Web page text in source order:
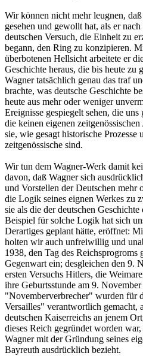
Wir können nicht mehr leugnen,
gesehen und gewollt hat, als er nach
deutschen Versuch, die Einheit zu
begann, den Ring zu konzipieren.
überbotenen Hellsicht arbeitete er
Geschichte heraus, die bis heute zu
Wagner tatsächlich genau das traf
brachte, was deutsche Geschichte
heute aus mehr oder weniger
Ereignisse gespiegelt sehen, die
die keinen eigenen
sie, wie gesagt historische Prozesse
zeitgenössische sind.
Wir tun dem Wagner-Werk damit
davon, daß Wagner sich
und Vorstellen der Deutschen mehr
die Logik seines eignen Werkes zu
sie als die der deutschen
Beispiel für solche Logik hat sich
Derartiges geplant hätte, eröffnet:
holten wir auch unfreiwillig und
1938, den Tag des Reichsprogroms
Gegenwart ein; desgleichen den 9.
ersten Versuchs Hitlers, die
ihre Geburtsstunde am 9.
"Novemberverbrecher" wurden für
Versailles" verantwortlich gemacht,
deutschen Kaiserreichs an jenem
dieses Reich gegründet worden
Wagner mit der Gründung seines
Bayreuth ausdrücklich bezieht.